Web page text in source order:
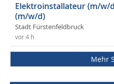
Elektroinstallateur (m/w/
(m/w/d)
Stadt Fürstenfeldbruck
vor 4 h
Mehr